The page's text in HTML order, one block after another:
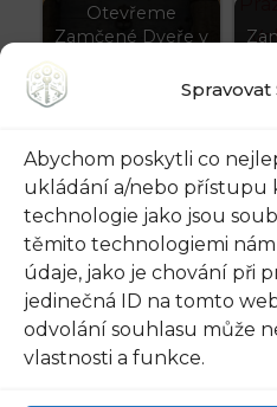
Spravovat
Abychom poskytli co
ukládání a/nebo přístupu
technologie jako jsou
těmito technologiemi
údaje, jako je chování při
jedinečná ID na tomto
odvolání souhlasu může
vlastnosti a funkce.
Otevřeme
Zamčené Dveře v
Praze: Kyje - Volat
na 721 135 007
Otevřeme
Zamčené Dveře v
Praze: Staré město
-…